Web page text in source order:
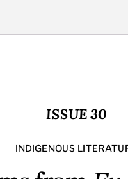
ISSUE 30
INDIGENOUS